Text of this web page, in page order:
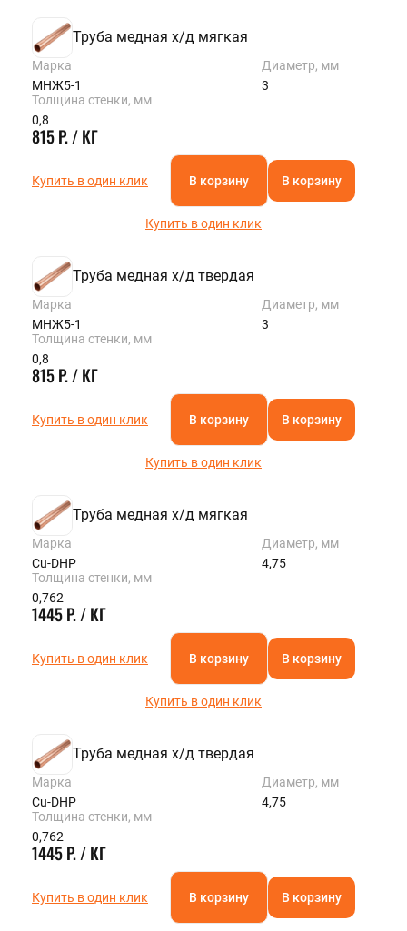
Труба медная х/д мягкая
Марка
МНЖ5-1
Диаметр, мм
3
Толщина стенки, мм
0,8
815 Р. / КГ
Купить в один клик В корзину В корзину
Купить в один клик
Труба медная х/д твердая
Марка
МНЖ5-1
Диаметр, мм
3
Толщина стенки, мм
0,8
815 Р. / КГ
Купить в один клик В корзину В корзину
Купить в один клик
Труба медная х/д мягкая
Марка
Cu-DHP
Диаметр, мм
4,75
Толщина стенки, мм
0,762
1445 Р. / КГ
Купить в один клик В корзину В корзину
Купить в один клик
Труба медная х/д твердая
Марка
Cu-DHP
Диаметр, мм
4,75
Толщина стенки, мм
0,762
1445 Р. / КГ
Купить в один клик В корзину В корзину